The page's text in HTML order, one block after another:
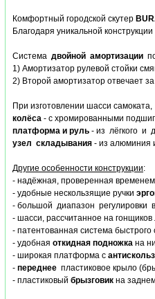
Комфортный городской скутер
Благодаря уникальной
Система двойной амортизации
1) Амортизатор рулевой стойки
2) Второй амортизатор отвечает
При изготовлении шасси
колёса - с хромированными
платформа и руль - из лёгкого и
узел складывания - из алюминия
Другие особенности конструкции:
- надёжная, проверенная
- удобные нескользящие ручки
- большой диапазон регулировки
- шасси, рассчитанное на
- патентованная система
- удобная откидная подножка на
- широкая платформа с
- переднее пластиковое крыло
- пластиковый брызговик на